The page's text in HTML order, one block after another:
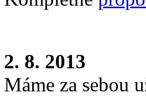
2. 8. 2013
Máme za sebou